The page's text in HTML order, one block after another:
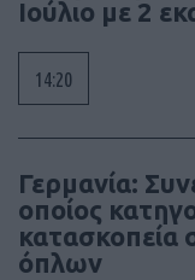
Ιούλιο με 2
14:20
Γερμανία:
οποίος
κατασκοπεία
όπλων